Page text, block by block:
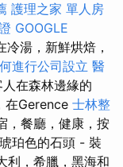
護理之家 單人房
GOOGLE
湯，新鮮烘焙，
進行公司設立 醫
在森林邊緣的
在Gerence 士林整
，餐廳，健康，按
珀色的石頭 - 裝
利，希臘，黑海和